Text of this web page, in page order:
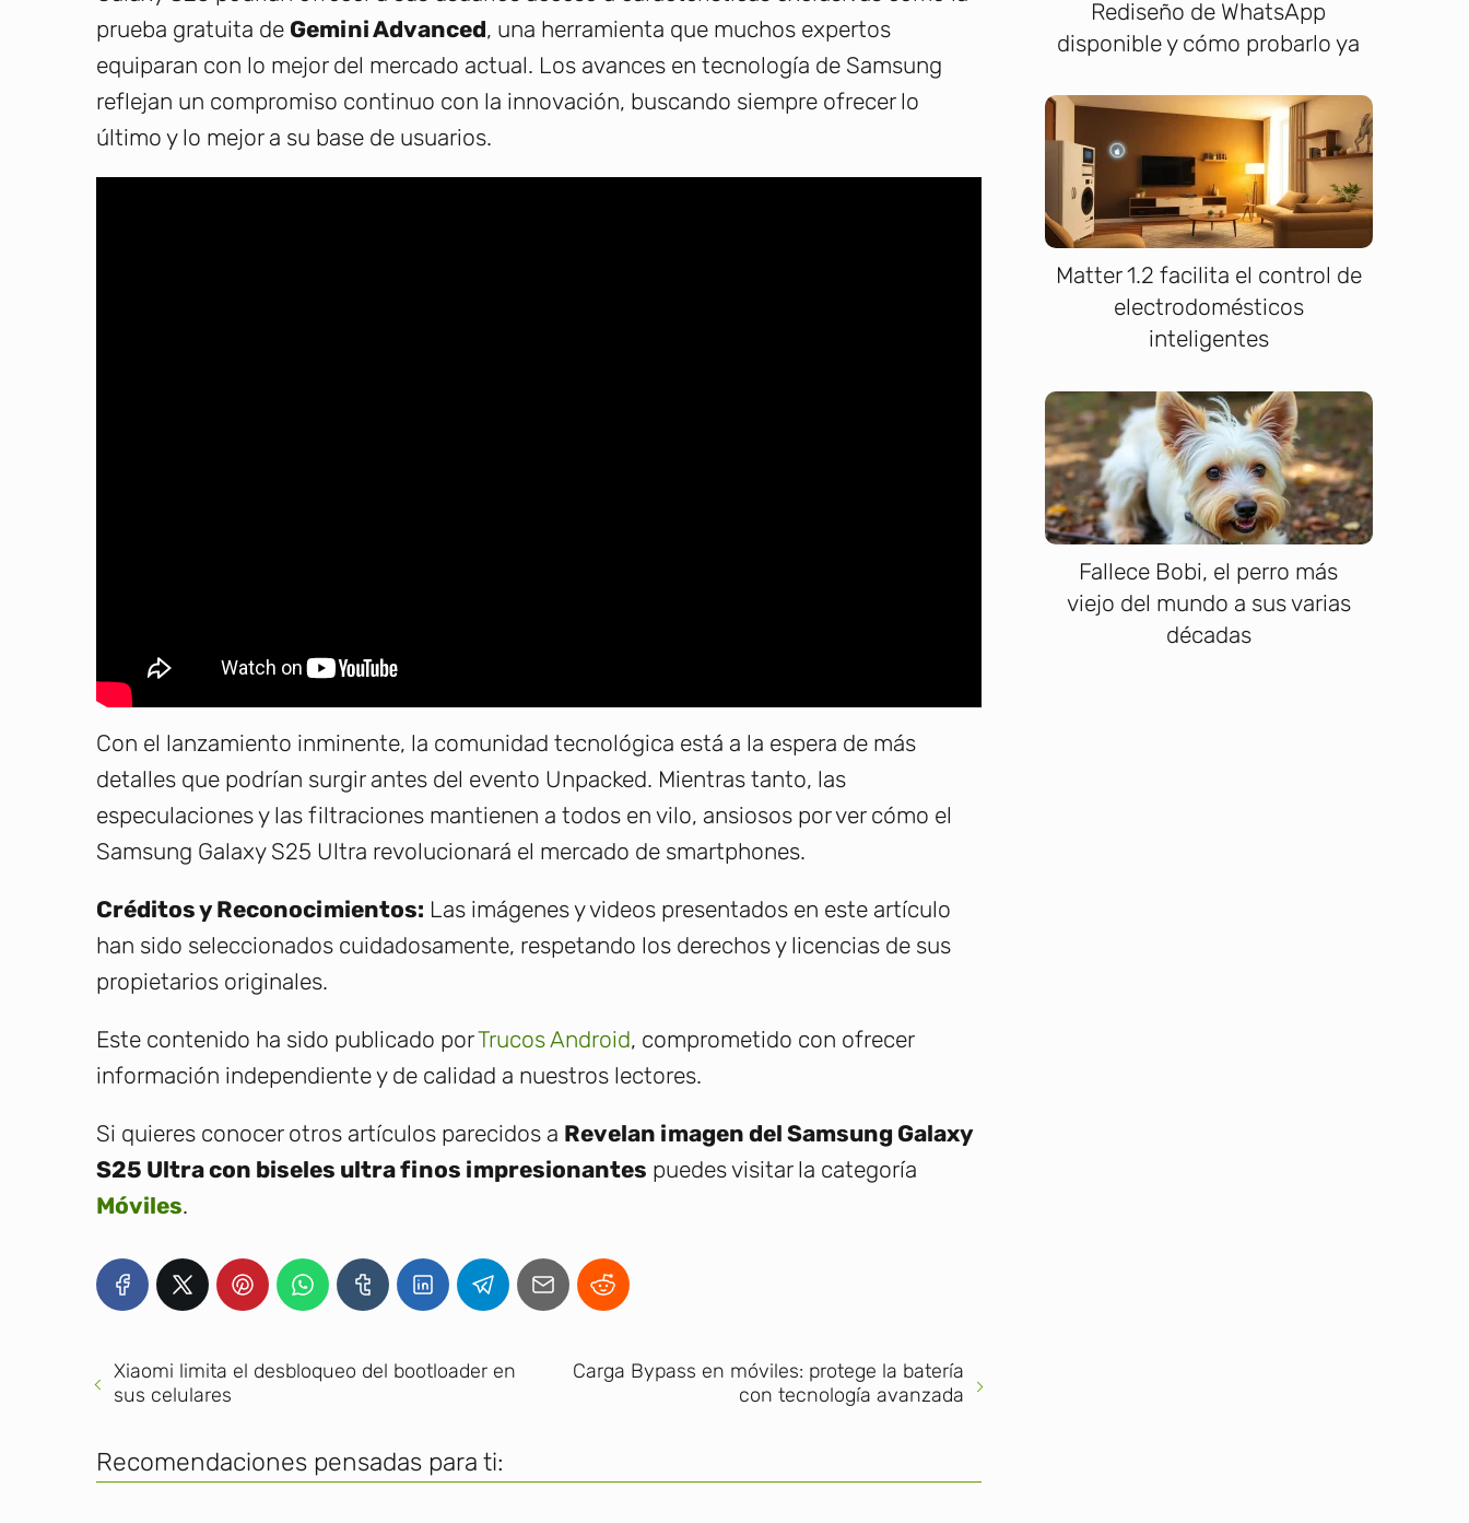
prueba gratuita de Gemini Advanced, una herramienta que muchos expertos
equiparan con lo mejor del mercado actual. Los avances en tecnología de Samsung
reflejan un compromiso continuo con la innovación, buscando siempre ofrecer lo
último y lo mejor a su base de usuarios.
Con el lanzamiento inminente, la comunidad tecnológica está a la espera de más
detalles que podrían surgir antes del evento Unpacked. Mientras tanto, las
especulaciones y las filtraciones mantienen a todos en vilo, ansiosos por ver cómo el
Samsung Galaxy S25 Ultra revolucionará el mercado de smartphones.
Créditos y Reconocimientos: Las imágenes y videos presentados en este artículo
han sido seleccionados cuidadosamente, respetando los derechos y licencias de sus
propietarios originales.
Este contenido ha sido publicado porTrucos Android, comprometido con ofrecer
información independiente y de calidad a nuestros lectores.
Si quieres conocer otros artículos parecidos a Revelan imagen del Samsung Galaxy
S25 Ultra con biseles ultra finos impresionantes puedes visitar la categoría
Móviles.
Xiaomi limita el desbloqueo del bootloader en
sus celulares
Carga Bypass en móviles: protege la batería
con tecnología avanzada
Recomendaciones pensadas para ti:
Rediseño de WhatsApp
disponible y cómo probarlo ya
Matter 1.2 facilita el control de
electrodomésticos
inteligentes
Fallece Bobi, el perro más
viejo del mundo a sus varias
décadas